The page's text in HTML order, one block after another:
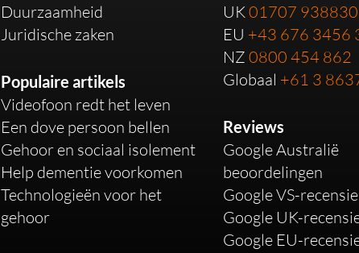
Duurzaamheid
Juridische zaken
Populaire artikels
Videofoon redt het leven
Een dove persoon bellen
Gehoor en sociaal isolement
Help dementie voorkomen
Technologieën voor het
gehoor
UK01707 938830
EU +43 676 3456
NZ 0800 454 862
Globaal +61 3
Reviews
Google Australië
beoordelingen
Google VS-
Google UK-
Google EU-